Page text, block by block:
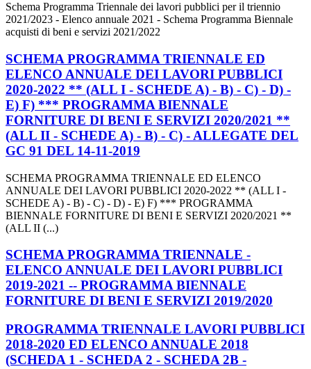
Schema Programma Triennale dei lavori pubblici per il triennio
2021/2023 - Elenco annuale 2021 - Schema Programma Biennale
acquisti di beni e servizi 2021/2022
SCHEMA PROGRAMMA TRIENNALE ED
ELENCO ANNUALE DEI LAVORI PUBBLICI
2020-2022 ** (ALL I - SCHEDE A) - B) - C) - D) -
E) F) *** PROGRAMMA BIENNALE
FORNITURE DI BENI E SERVIZI 2020/2021 **
(ALL II - SCHEDE A) - B) - C) - ALLEGATE DEL
GC 91 DEL 14-11-2019
SCHEMA PROGRAMMA TRIENNALE ED ELENCO
ANNUALE DEI LAVORI PUBBLICI 2020-2022 ** (ALL I -
SCHEDE A) - B) - C) - D) - E) F) *** PROGRAMMA
BIENNALE FORNITURE DI BENI E SERVIZI 2020/2021 **
(ALL II (...)
SCHEMA PROGRAMMA TRIENNALE -
ELENCO ANNUALE DEI LAVORI PUBBLICI
2019-2021 -- PROGRAMMA BIENNALE
FORNITURE DI BENI E SERVIZI 2019/2020
PROGRAMMA TRIENNALE LAVORI PUBBLICI
2018-2020 ED ELENCO ANNUALE 2018
(SCHEDA 1 - SCHEDA 2 - SCHEDA 2B -